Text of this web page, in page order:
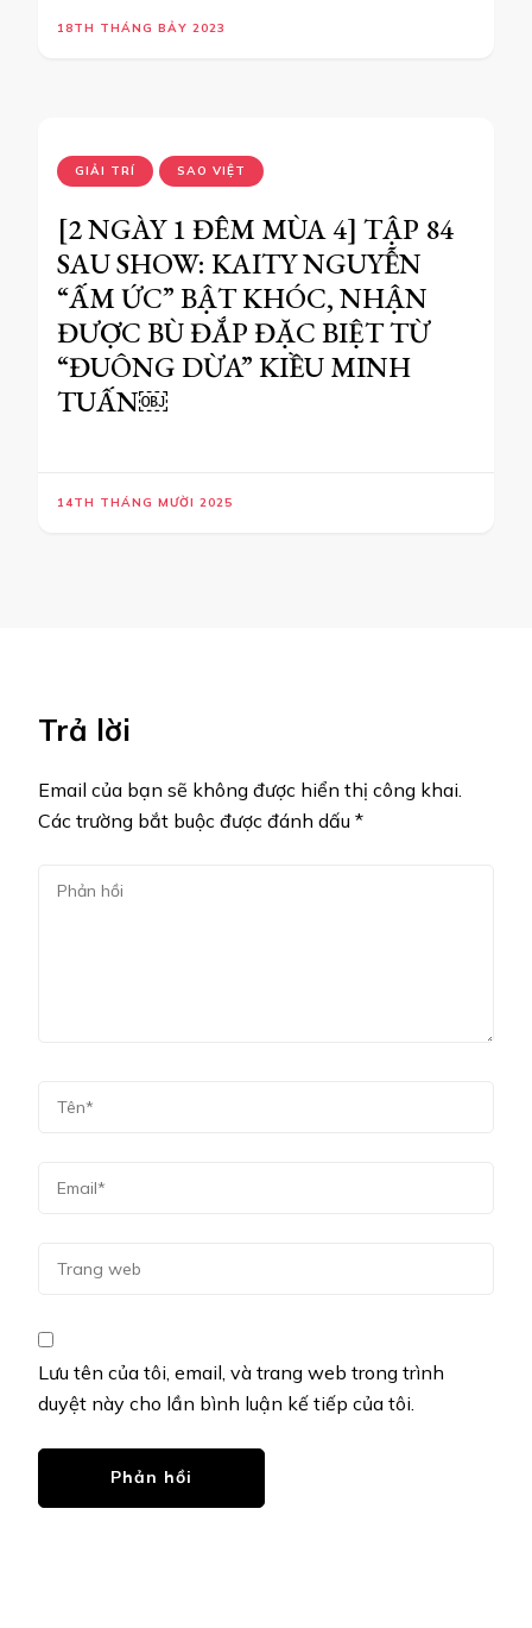
18TH THÁNG BẢY 2023
GIẢI TRÍ SAO VIỆT
[2 NGÀY 1 ĐÊM MÙA 4] TẬP 84
SAU SHOW: KAITY NGUYỄN
“ẤM ỨC” BẬT KHÓC, NHẬN
ĐƯỢC BÙ ĐẮP ĐẶC BIỆT TỪ
“ĐUÔNG DỪA” KIỀU MINH
TUẤN￼
14TH THÁNG MƯỜI 2025
Trả lời
Email của bạn sẽ không được hiển thị công khai.
Các trường bắt buộc được đánh dấu *
Lưu tên của tôi, email, và trang web trong trình
duyệt này cho lần bình luận kế tiếp của tôi.